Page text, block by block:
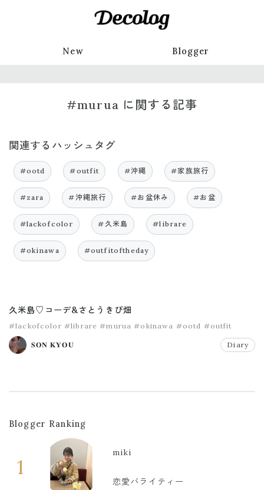
New Blogger
#murua に関する記事
関連するハッシュタグ
#ootd #outfit #沖縄 #家族旅行
#zara #沖縄旅行 #お盆休み #お盆
#lackofcolor #久米島 #librare
#okinawa #outfitoftheday
久米島♡コーデ&さとうきび畑
#lackofcolor #librare #murua #okinawa #ootd #outfit
𝐒𝐎𝐍 𝐊𝐘𝐎𝐔 Diary
Blogger Ranking
1
miki
恋愛バライティー